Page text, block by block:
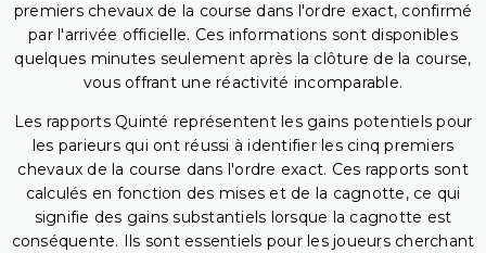
premiers chevaux de la course dans l'ordre exact, confirmé
par l'arrivée officielle. Ces informations sont disponibles
quelques minutes seulement après la clôture de la course,
vous offrant une réactivité incomparable.
Les rapports Quinté représentent les gains potentiels pour
les parieurs qui ont réussi à identifier les cinq premiers
chevaux de la course dans l'ordre exact. Ces rapports sont
calculés en fonction des mises et de la cagnotte, ce qui
signifie des gains substantiels lorsque la cagnotte est
conséquente. Ils sont essentiels pour les joueurs cherchant